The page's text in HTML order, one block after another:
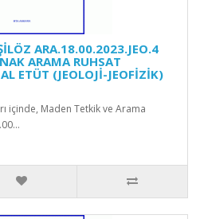
ARA.18.00.2023.JEO.4
ARAMA RUHSAT
ETÜT (JEOLOJİ-JEOFİZİK)
içinde, Maden Tetkik ve Arama